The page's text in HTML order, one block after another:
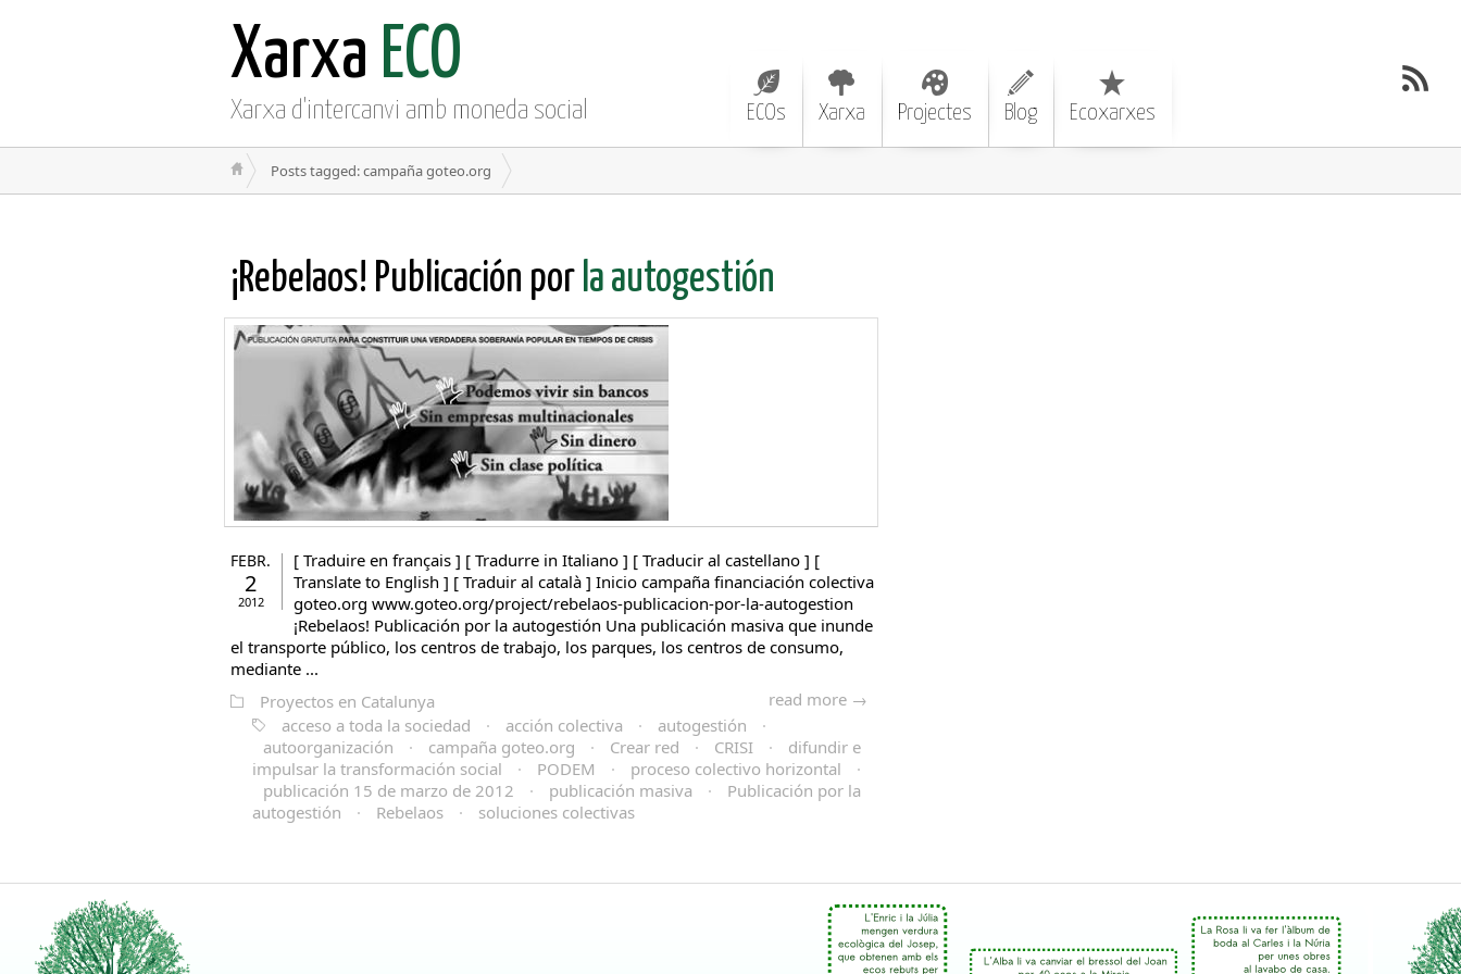
Xarxa ECO
Xarxa d'intercanvi amb moneda social ECOs Xarxa Projectes Blog Ecoxarxes
Posts tagged: campaña goteo.org
¡Rebelaos! Publicación por la autogestión
FEBR.
2
2012
[ Traduire en français ] [ Tradurre in Italiano ] [ Traducir al castellano ] [
Translate to English ] [ Traduir al català ] Inicio campaña financiación colectiva
goteo.org www.goteo.org/project/rebelaos-publicacion-por-la-autogestion
¡Rebelaos! Publicación por la autogestión Una publicación masiva que inunde
el transporte público, los centros de trabajo, los parques, los centros de consumo,
mediante ...
read more →
Proyectos en Catalunya
acceso a toda la sociedad
· acción colectiva · autogestión
·
autoorganización
· campaña goteo.org · Crear red · CRISI ·
difundir e
impulsar la transformación social
· PODEM · proceso colectivo horizontal
·
publicación 15 de marzo de 2012
· publicación masiva ·
Publicación por la
autogestión
· Rebelaos · soluciones colectivas